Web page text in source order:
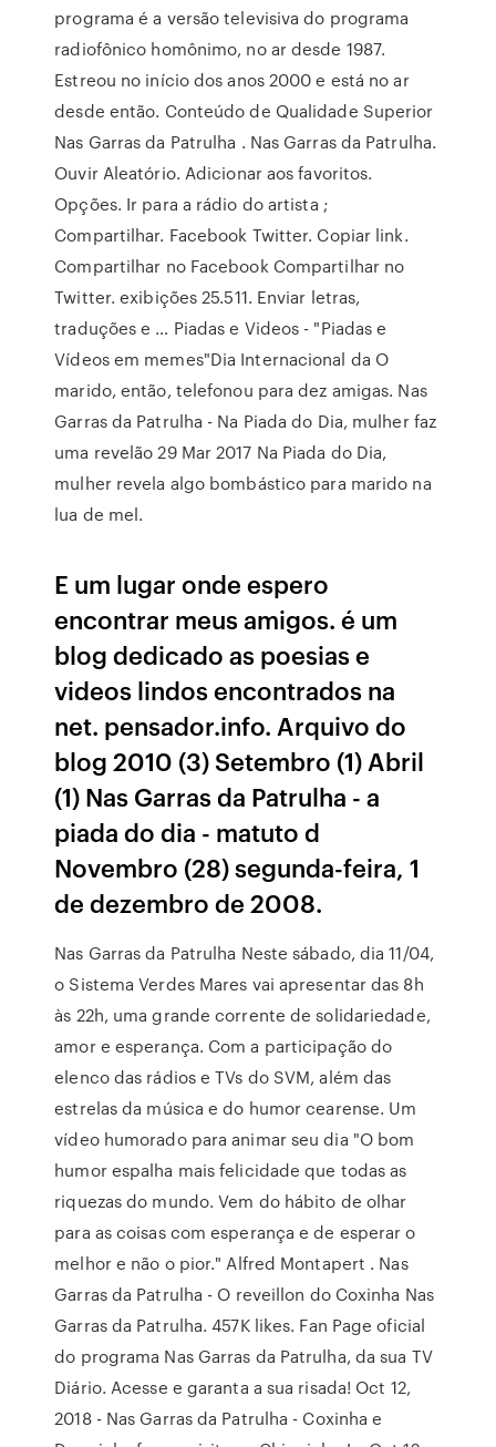
programa é a versão televisiva do programa
radiofônico homônimo, no ar desde 1987.
Estreou no início dos anos 2000 e está no ar
desde então. Conteúdo de Qualidade Superior
Nas Garras da Patrulha . Nas Garras da Patrulha.
Ouvir Aleatório. Adicionar aos favoritos.
Opções. Ir para a rádio do artista ;
Compartilhar. Facebook Twitter. Copiar link.
Compartilhar no Facebook Compartilhar no
Twitter. exibições 25.511. Enviar letras,
traduções e … Piadas e Videos - "Piadas e
Vídeos em memes"Dia Internacional da O
marido, então, telefonou para dez amigas. Nas
Garras da Patrulha - Na Piada do Dia, mulher faz
uma revelão 29 Mar 2017 Na Piada do Dia,
mulher revela algo bombástico para marido na
lua de mel.
E um lugar onde espero
encontrar meus amigos. é um
blog dedicado as poesias e
videos lindos encontrados na
net. pensador.info. Arquivo do
blog 2010 (3) Setembro (1) Abril
(1) Nas Garras da Patrulha - a
piada do dia - matuto d
Novembro (28) segunda-feira, 1
de dezembro de 2008.
Nas Garras da Patrulha Neste sábado, dia 11/04,
o Sistema Verdes Mares vai apresentar das 8h
às 22h, uma grande corrente de solidariedade,
amor e esperança. Com a participação do
elenco das rádios e TVs do SVM, além das
estrelas da música e do humor cearense. Um
vídeo humorado para animar seu dia "O bom
humor espalha mais felicidade que todas as
riquezas do mundo. Vem do hábito de olhar
para as coisas com esperança e de esperar o
melhor e não o pior." Alfred Montapert . Nas
Garras da Patrulha - O reveillon do Coxinha Nas
Garras da Patrulha. 457K likes. Fan Page oficial
do programa Nas Garras da Patrulha, da sua TV
Diário. Acesse e garanta a sua risada! Oct 12,
2018 - Nas Garras da Patrulha - Coxinha e